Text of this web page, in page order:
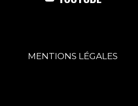
MENTIONS LÉGALES